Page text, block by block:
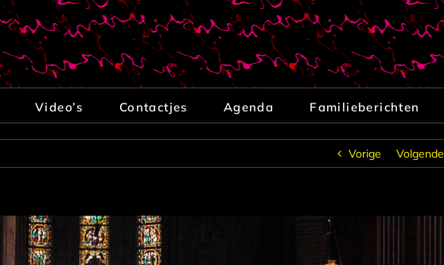
Video’s Contactjes Agenda Familieberichten
Vorige Volgende